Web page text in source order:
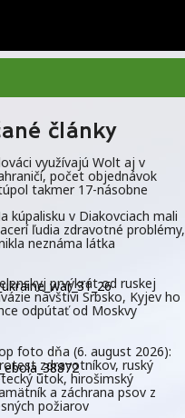
články
využívajú Wolt aj v
počet objednávok
takmer 17-násobne
kúpalisku v Diakovciach mali
ľudia zdravotné problémy,
neznáma látka
prvýkrát od ruskej
navštívi Srbsko, Kyjev ho
odpútať od Moskvy
foto dňa (6. august 2026):
zdravotníkov, ruský
útok, hirošimský
a záchrana psov z
požiarov